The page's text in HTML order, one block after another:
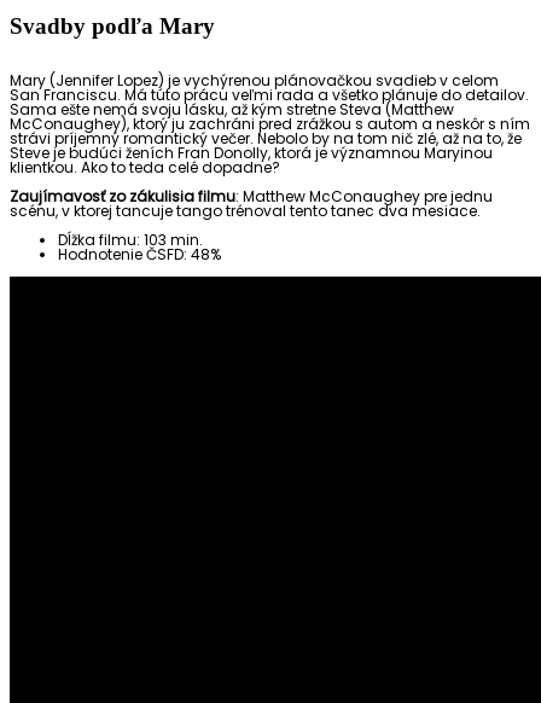
Svadby podľa Mary
Mary (Jennifer Lopez) je vychýrenou plánovačkou svadieb v celom
San Franciscu. Má túto prácu veľmi rada a všetko plánuje do detailov.
Sama ešte nemá svoju lásku, až kým stretne Steva (Matthew
McConaughey), ktorý ju zachráni pred zrážkou s autom a neskôr s ním
strávi príjemný romantický večer. Nebolo by na tom nič zlé, až na to, že
Steve je budúci ženích Fran Donolly, ktorá je významnou Maryinou
klientkou. Ako to teda celé dopadne?
Zaujímavosť zo zákulisia filmu: Matthew McConaughey pre jednu
scénu, v ktorej tancuje tango trénoval tento tanec dva mesiace.
Dĺžka filmu: 103 min.
Hodnotenie ČSFD: 48%